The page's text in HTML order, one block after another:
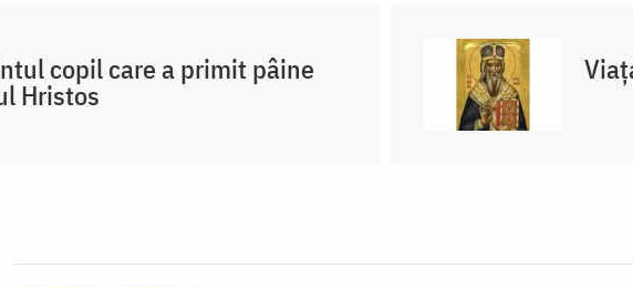
copil care a primit pâine
Hristos